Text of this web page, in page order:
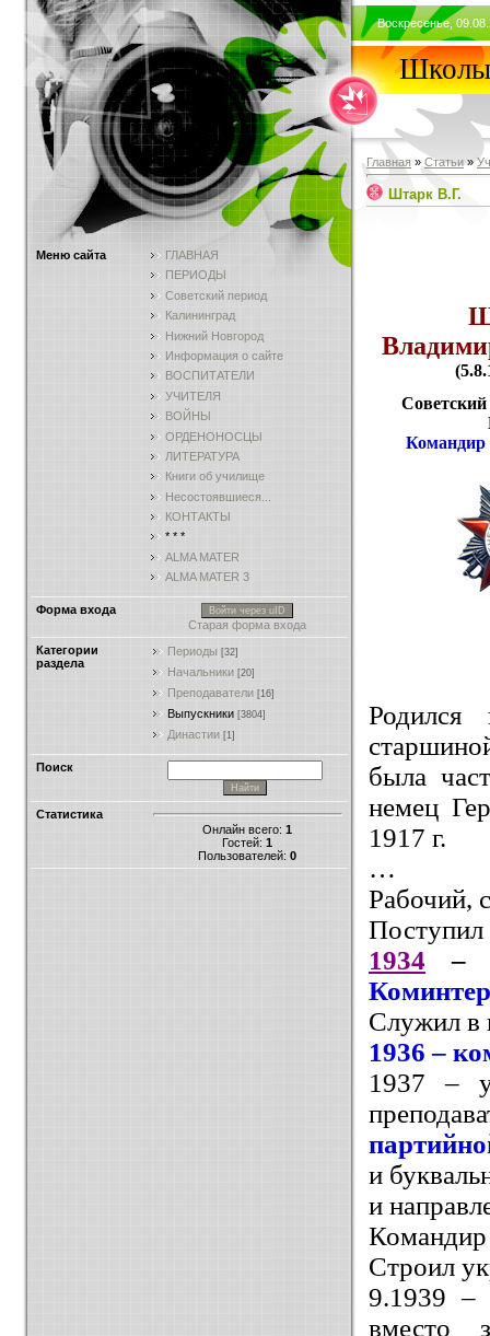
Меню сайта
ГЛАВНАЯ
ПЕРИОДЫ
Советский период
Калининград
Нижний Новгород
Информация о сайте
ВОСПИТАТЕЛИ
УЧИТЕЛЯ
ВОЙНЫ
ОРДЕНОНОСЦЫ
ЛИТЕРАТУРА
Книги об училище
Несостоявшиеся...
КОНТАКТЫ
* * *
ALMA MATER
ALMA MATER 3
Форма входа Войти через uID
Старая форма входа
Категории
раздела
Периоды [32]
Начальники [20]
Преподаватели [16]
Выпускники [3804]
Династии [1]
Поиск
Статистика
Онлайн всего: 1
Гостей: 1
Пользователей: 0
Воскресенье,
Школы
Главная » Статьи »
Штарк В.Г.
Командир
была
немец
1917 г.
…
Рабочий,
1934 –
Служил в
1936 –
1937 –
и
и
Командир
Строил
9.1939 –
вместо